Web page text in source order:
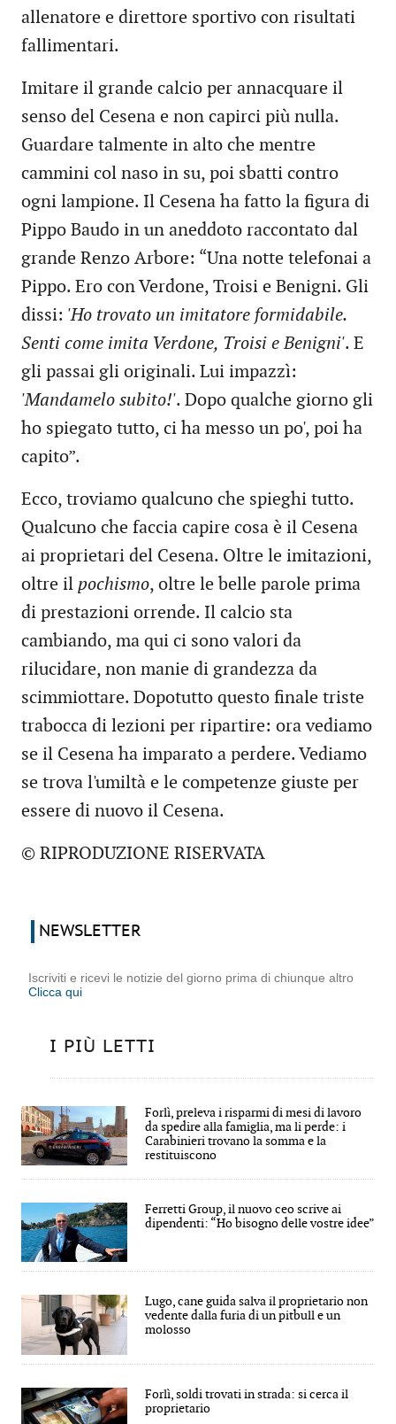
allenatore e direttore sportivo con risultati
fallimentari.
Imitare il grande calcio per annacquare il
senso del Cesena e non capirci più nulla.
Guardare talmente in alto che mentre
cammini col naso in su, poi sbatti contro
ogni lampione. Il Cesena ha fatto la figura di
Pippo Baudo in un aneddoto raccontato dal
grande Renzo Arbore: “Una notte telefonai a
Pippo. Ero con Verdone, Troisi e Benigni. Gli
dissi: 'Ho trovato un imitatore formidabile.
Senti come imita Verdone, Troisi e Benigni'. E
gli passai gli originali. Lui impazzì:
'Mandamelo subito!'. Dopo qualche giorno gli
ho spiegato tutto, ci ha messo un po', poi ha
capito”.
Ecco, troviamo qualcuno che spieghi tutto.
Qualcuno che faccia capire cosa è il Cesena
ai proprietari del Cesena. Oltre le imitazioni,
oltre il pochismo, oltre le belle parole prima
di prestazioni orrende. Il calcio sta
cambiando, ma qui ci sono valori da
rilucidare, non manie di grandezza da
scimmiottare. Dopotutto questo finale triste
trabocca di lezioni per ripartire: ora vediamo
se il Cesena ha imparato a perdere. Vediamo
se trova l'umiltà e le competenze giuste per
essere di nuovo il Cesena.
© RIPRODUZIONE RISERVATA
NEWSLETTER
Iscriviti e ricevi le notizie del giorno prima di chiunque altro
Clicca qui
I PIÙ LETTI
Forlì, preleva i risparmi di mesi di lavoro
da spedire alla famiglia, ma li perde: i
Carabinieri trovano la somma e la
restituiscono
Ferretti Group, il nuovo ceo scrive ai
dipendenti: “Ho bisogno delle vostre idee”
Lugo, cane guida salva il proprietario non
vedente dalla furia di un pitbull e un
molosso
Forlì, soldi trovati in strada: si cerca il
proprietario